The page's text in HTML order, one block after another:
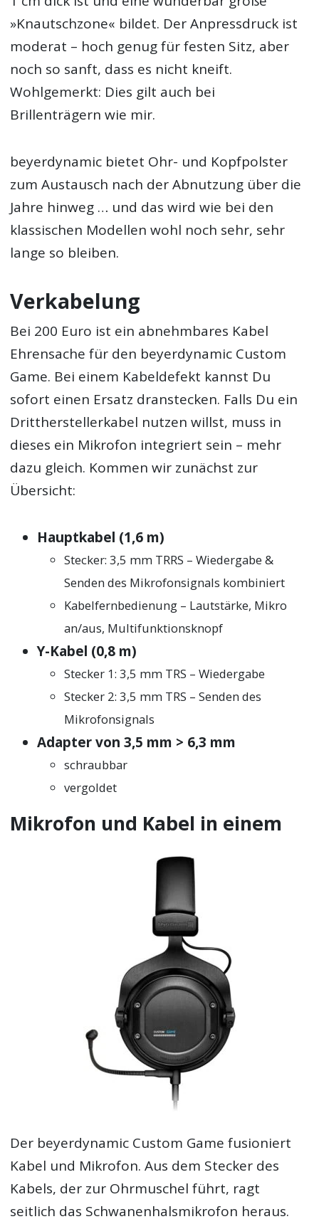
»Knautschzone« bildet. Der Anpressdruck ist
moderat – hoch genug für festen Sitz, aber
noch so sanft, dass es nicht kneift.
Wohlgemerkt: Dies gilt auch bei
Brillenträgern wie mir.
beyerdynamic bietet Ohr- und Kopfpolster
zum Austausch nach der Abnutzung über die
Jahre hinweg … und das wird wie bei den
klassischen Modellen wohl noch sehr, sehr
lange so bleiben.
Verkabelung
Bei 200 Euro ist ein abnehmbares Kabel
Ehrensache für den beyerdynamic Custom
Game. Bei einem Kabeldefekt kannst Du
sofort einen Ersatz dranstecken. Falls Du ein
Drittherstellerkabel nutzen willst, muss in
dieses ein Mikrofon integriert sein – mehr
dazu gleich. Kommen wir zunächst zur
Übersicht:
Hauptkabel (1,6 m)
Stecker: 3,5 mm TRRS – Wiedergabe &
Senden des Mikrofonsignals kombiniert
Kabelfernbedienung – Lautstärke, Mikro
an/aus, Multifunktionsknopf
Y-Kabel (0,8 m)
Stecker 1: 3,5 mm TRS – Wiedergabe
Stecker 2: 3,5 mm TRS – Senden des
Mikrofonsignals
Adapter von 3,5 mm > 6,3 mm
schraubbar
vergoldet
Mikrofon und Kabel in einem
Der beyerdynamic Custom Game fusioniert
Kabel und Mikrofon. Aus dem Stecker des
Kabels, der zur Ohrmuschel führt, ragt
seitlich das Schwanenhalsmikrofon heraus.